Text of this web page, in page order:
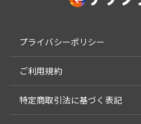
プライバシーポリシー
ご利用規約
特定商取引法に基づく表記